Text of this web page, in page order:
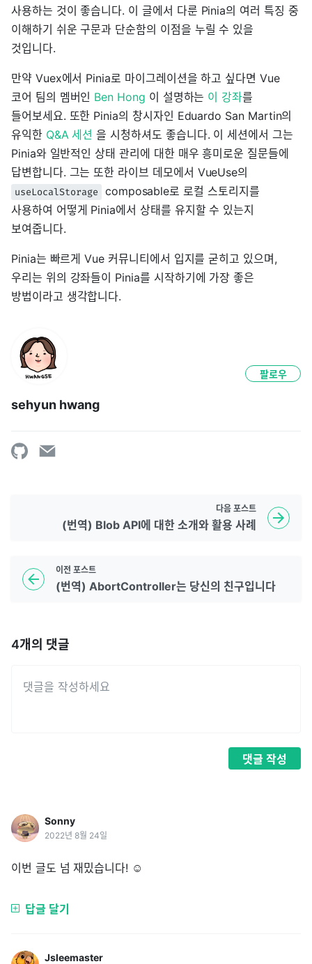
사용하는 것이 좋습니다. 이 글에서 다룬 Pinia의 여러 특징 중
이해하기 쉬운 구문과 단순함의 이점을 누릴 수 있을
것입니다.
만약 Vuex에서 Pinia로 마이그레이션을 하고 싶다면 Vue
코어 팀의 멤버인 Ben Hong 이 설명하는 이 강좌를
들어보세요. 또한 Pinia의 창시자인 Eduardo San Martin의
유익한 Q&A 세션 을 시청하셔도 좋습니다. 이 세션에서 그는
Pinia와 일반적인 상태 관리에 대한 매우 흥미로운 질문들에
답변합니다. 그는 또한 라이브 데모에서 VueUse의
useLocalStorage
composable로 로컬 스토리지를
사용하여 어떻게 Pinia에서 상태를 유지할 수 있는지
보여줍니다.
Pinia는 빠르게 Vue 커뮤니티에서 입지를 굳히고 있으며,
우리는 위의 강좌들이 Pinia를 시작하기에 가장 좋은
방법이라고 생각합니다.
sehyun hwang
팔로우
이전 포스트
(번역) AbortController는 당신의 친구입니다
다음 포스트
(번역) Blob API에 대한 소개와 활용 사례
4개의 댓글
댓글 작성
Sonny
2022년 8월 24일
이번 글도 넘 재밌습니다! ☺️
답글 달기
Jsleemaster